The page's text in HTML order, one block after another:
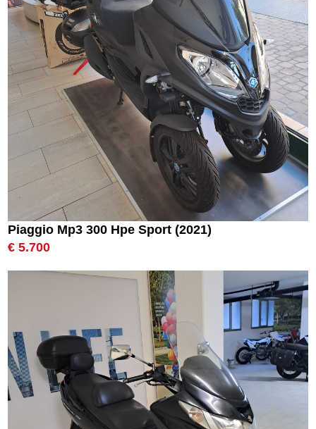
Piaggio Mp3 300 Hpe Sport (2021)
€ 5.700